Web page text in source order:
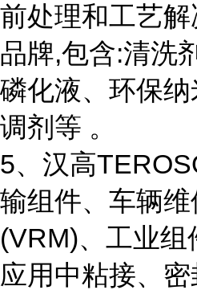
前处理和工艺
品牌,包含:清洗
磷化液、环保
调剂等 。
5、汉高
输组件、车辆
(VRM)、工业组
应用中粘接、